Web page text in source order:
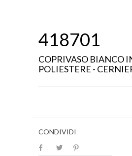
418701
COPRIVASO BIANCO
POLIESTERE -
CONDIVIDI